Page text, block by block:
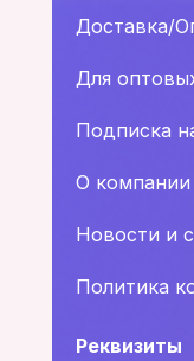
Доставка/
Для
Подписка
О компании
Новости и
Политика
Реквизиты